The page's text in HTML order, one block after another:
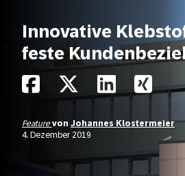
Innovative
feste
Featurevon Johannes Klostermeier
4. Dezember 2019